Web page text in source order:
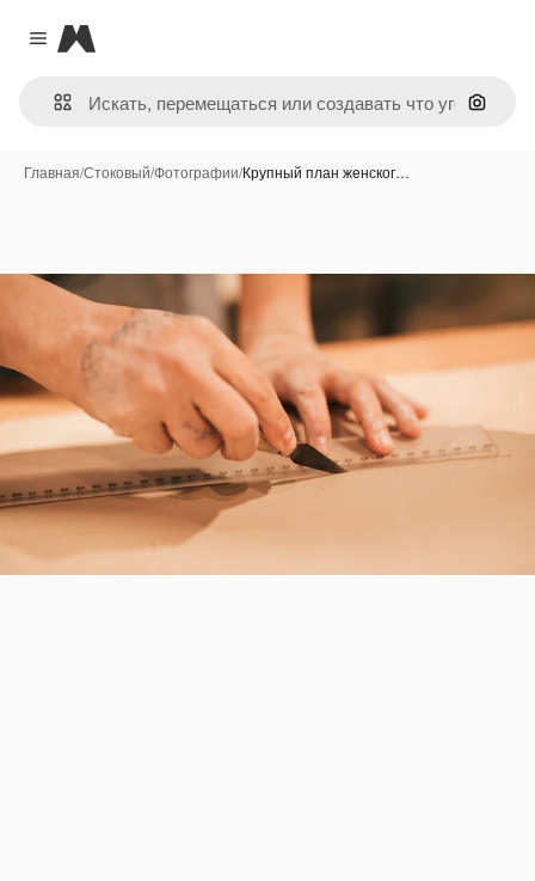
Close menu
Magnific
Поиск
Главная/Стоковый/Фотографии/Крупный план женског…